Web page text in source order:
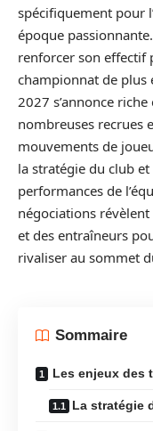
spécifiquement pour
époque
renforcer son effectif
championnat de plus
2027 s’annonce
nombreuses recrues
mouvements de
la stratégie du club
performances de
négociations
et des entraîneurs
rivaliser au sommet
Sommaire
Les enjeux des
La stratégie